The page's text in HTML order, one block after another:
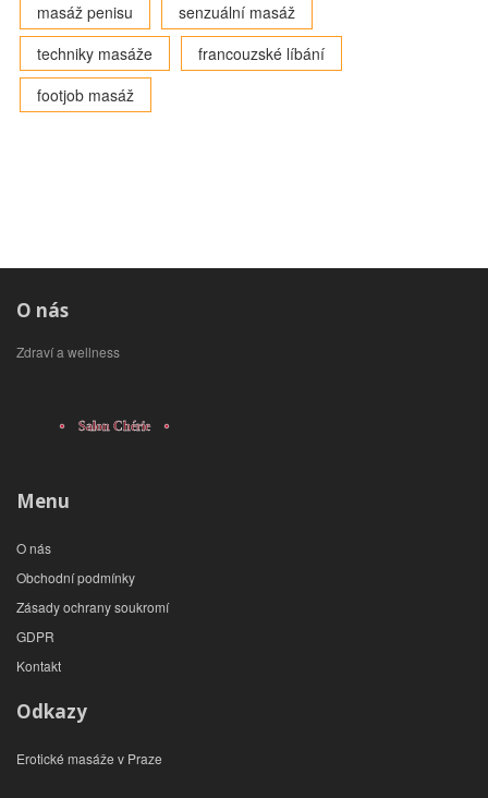
masáž penisu
senzuální masáž
techniky masáže
francouzské líbání
footjob masáž
O nás
Zdraví a wellness
Menu
O nás
Obchodní podmínky
Zásady ochrany soukromí
GDPR
Kontakt
Odkazy
Erotické masáže v Praze